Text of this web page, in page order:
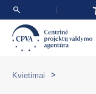
Kvietimai >